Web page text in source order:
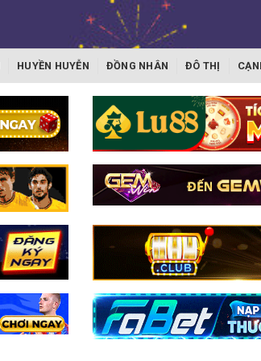
HUYỀN HUYỄN ĐỒNG NHÂN ĐÔ THỊ